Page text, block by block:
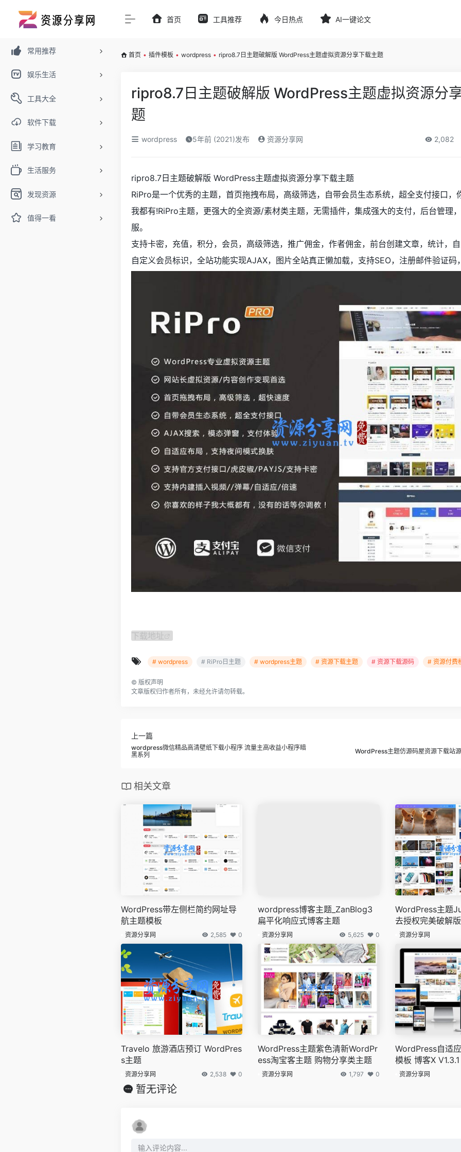
常用推荐
娱乐生活
工具大全
软件下载
学习教育
生活服务
发现资源
值得一看
首页 工具推荐 今日热点 AI一键论文
首页 • 插件模板 • wordpress • ripro8.7日主题破解版 WordPress主题虚拟资源分享下载主题
ripro8.7日主题破解版 WordPress主题虚拟资源分
题
wordpress 5年前 (2021)发布 资源分享网 2,082
ripro8.7日主题破解版 WordPress主题虚拟资源分享下载主题
RiPro是一个优秀的主题，首页拖拽布局，高级筛选，自带会员生态系统，超全支付接口，
我都有!RiPro主题，更强大的全资源/素材类主题，无需插件，集成强大的支付，后台管理
服。
支持卡密，充值，积分，会员，高级筛选，推广佣金，作者佣金，前台创建文章，统计，
自定义会员标识，全站功能实现AJAX，图片全站真正懒加载，支持SEO，注册邮件验证码
下载地址
# wordpress # RiPro日主题 # wordpress主题 # 资源下载主题 # 资源下载源码 # 资源付费
© 版权声明
文章版权归作者所有，未经允许请勿转载。
上一篇
wordpress微信精品高清壁纸下载小程序 流量主高收益小程序暗
黑系列
WordPress主题仿源码屋资源下载站
相关文章
WordPress带左侧栏简约网址导
航主题模板
资源分享网 2,585 0
wordpress博客主题_ZanBlog3
扁平化响应式博客主题
资源分享网 5,625 0
WordPress主题
去授权完美破解
资源分享网
Travelo 旅游酒店预订 WordPres
s主题
资源分享网 2,538 0
WordPress主题紫色清新WordPr
ess淘宝客主题 购物分享类主题
资源分享网 1,797 0
WordPress自适
模板 博客X V1.3.1
资源分享网
暂无评论